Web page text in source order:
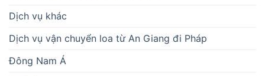
Dịch vụ khác
Dịch vụ vận chuyển loa từ An Giang đi Pháp
Đông Nam Á